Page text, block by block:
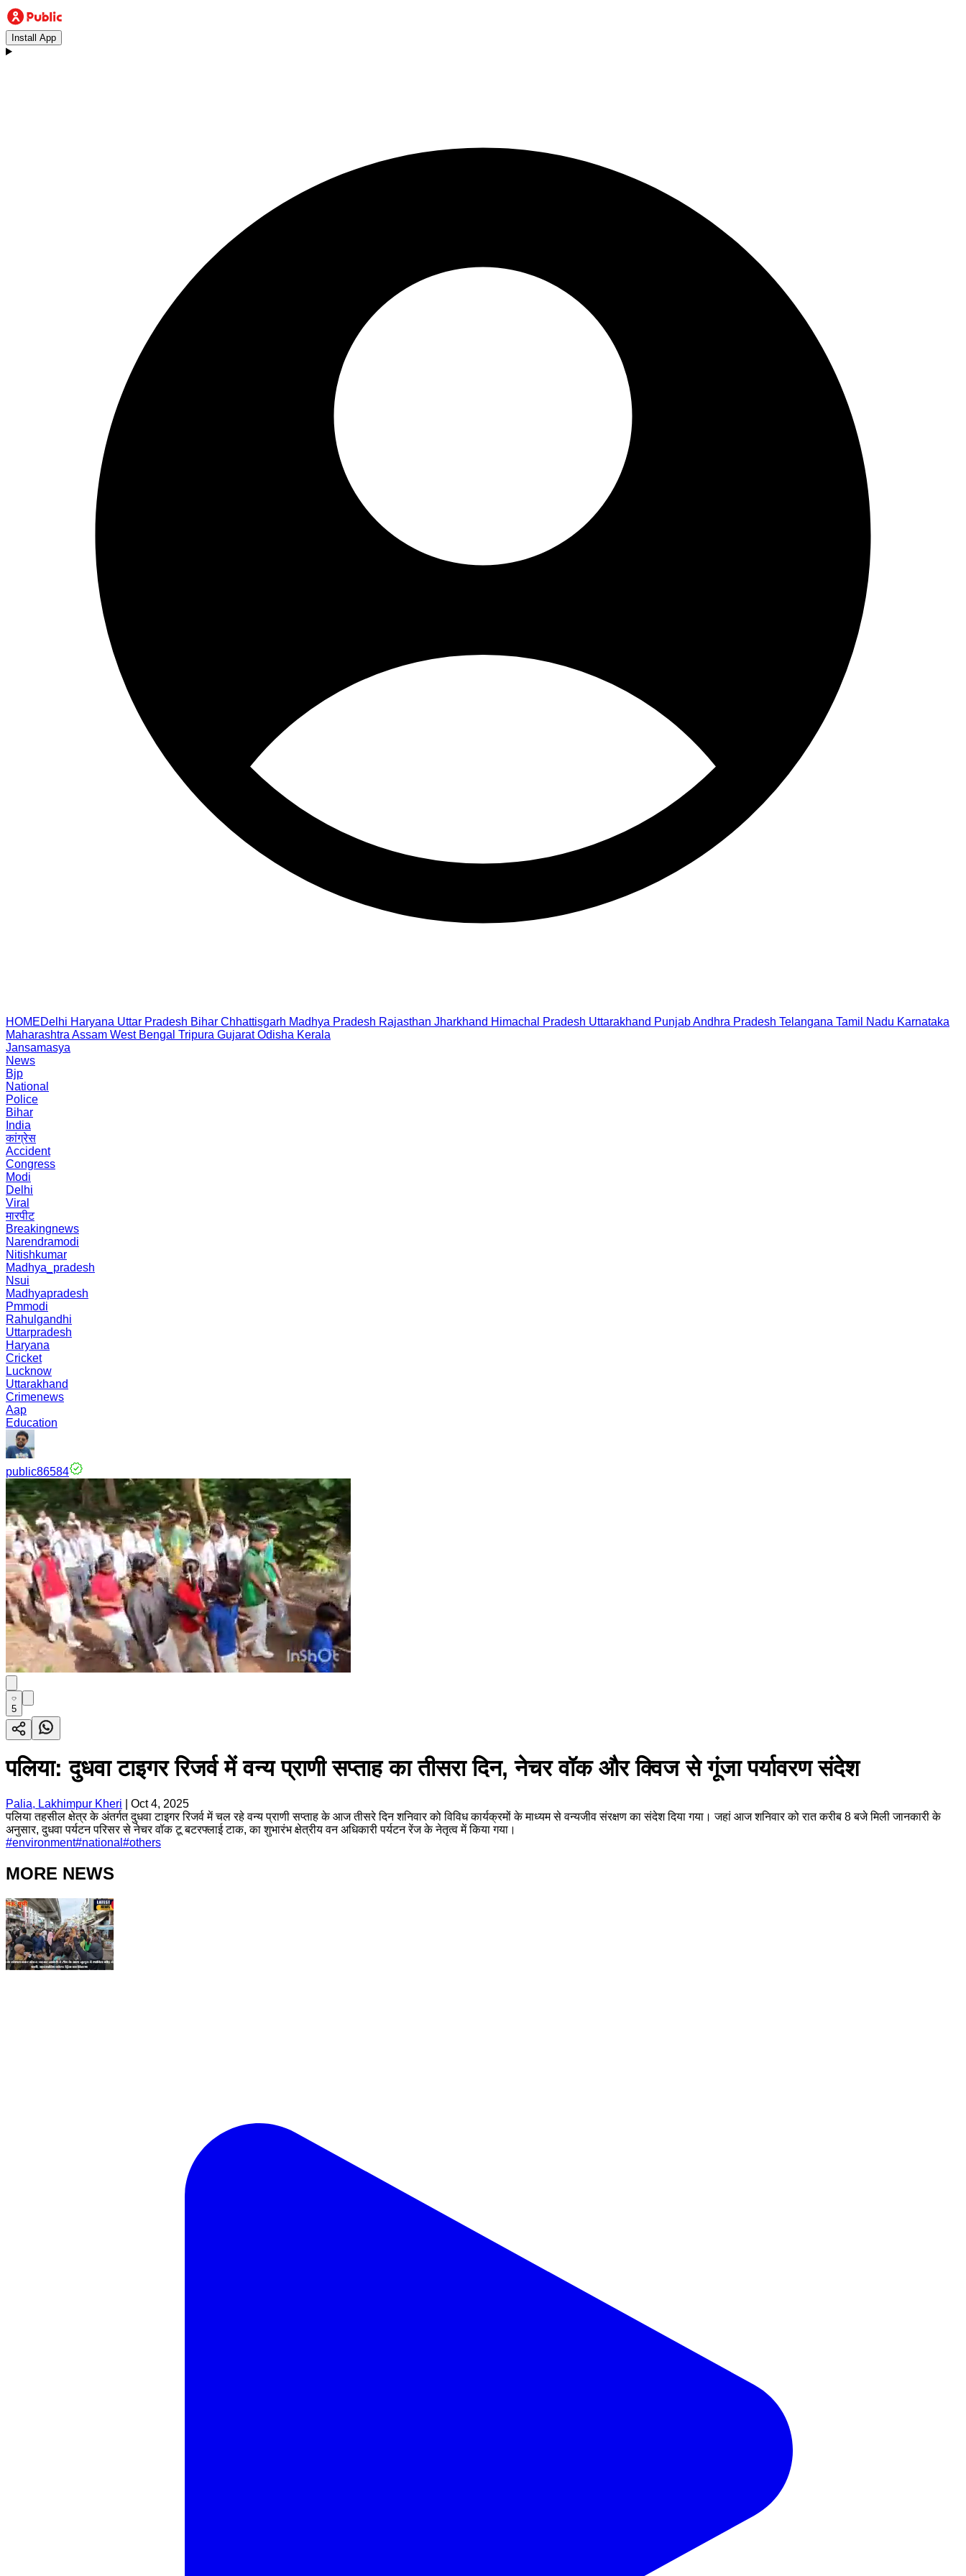
Install App
HOMEDelhi Haryana Uttar Pradesh Bihar Chhattisgarh Madhya Pradesh Rajasthan Jharkhand Himachal Pradesh Uttarakhand PunjabAndhra Pradesh Telangana Tamil Nadu Karnataka
Maharashtra Assam West Bengal Tripura Gujarat Odisha Kerala
Jansamasya
News
Bjp
National
Police
Bihar
India
कांग्रेस
Accident
Congress
Modi
Delhi
Viral
मारपीट
Breakingnews
Narendramodi
Nitishkumar
Madhya_pradesh
Nsui
Madhyapradesh
Pmmodi
Rahulgandhi
Uttarpradesh
Haryana
Cricket
Lucknow
Uttarakhand
Crimenews
Aap
Education
public86584
5
पलिया: दुधवा टाइगर रिजर्व में वन्य प्राणी सप्ताह का तीसरा दिन, नेचर वॉक और क्विज से गूंजा पर्यावरण संदेश
Palia, Lakhimpur Kheri
Oct 4, 2025
पलिया तहसील क्षेत्र के अंतर्गत दुधवा टाइगर रिजर्व में चल रहे वन्य प्राणी सप्ताह के आज तीसरे दिन शनिवार को विविध कार्यक्रमों के माध्यम से वन्यजीव संरक्षण का संदेश दिया गया। जहां आज शनिवार को रात करीब 8 बजे मिली जानकारी के
अनुसार, दुधवा पर्यटन परिसर से नेचर वॉक टू बटरफ्लाई टाक, का शुभारंभ क्षेत्रीय वन अधिकारी पर्यटन रेंज के नेतृत्व में किया गया।
#environment#national #others
MORE NEWS